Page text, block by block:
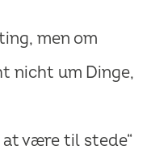
men om
nicht um Dinge,
at være til stede“